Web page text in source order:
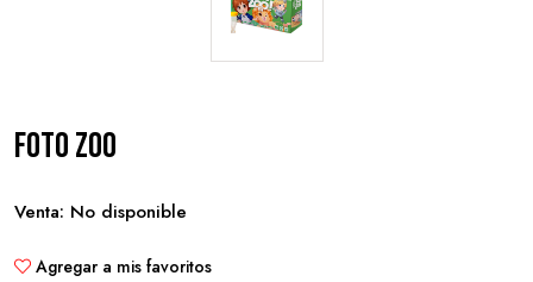
Foto Zoo
Venta: No disponible
Agregar a mis favoritos